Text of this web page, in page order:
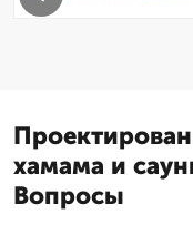
хамама и
Вопросы